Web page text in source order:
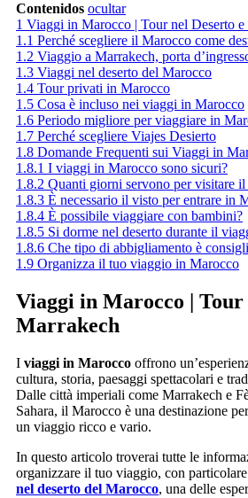
Contenidos ocultar
1 Viaggi in Marocco | Tour nel Deserto
1.1 Perché scegliere il Marocco come
1.2 Viaggio a Marrakech, porta
1.3 Viaggi nel deserto del Marocco
1.4 Tour privati in Marocco
1.5 Cosa è incluso nei viaggi in Marocco
1.6 Periodo migliore per viaggiare in
1.7 Perché scegliere Viajes Desierto
1.8 Domande Frequenti sui Viaggi in
1.8.1 I viaggi in Marocco sono sicuri?
1.8.2 Quanti giorni servono per visitare
1.8.3 È necessario il visto per entrare in
1.8.4 È possibile viaggiare con bambini?
1.8.5 Si dorme nel deserto durante il
1.8.6 Che tipo di abbigliamento è
1.9 Organizza il tuo viaggio in Marocco
Viaggi in Marocco | Tour
Marrakech
I viaggi in Marocco offrono
cultura, storia, paesaggi spettacolari e
Dalle città imperiali come Marrakech e
Sahara, il Marocco è una destinazione
un viaggio ricco e vario.
In questo articolo troverai tutte le
organizzare il tuo viaggio, con
nel deserto del Marocco, una delle